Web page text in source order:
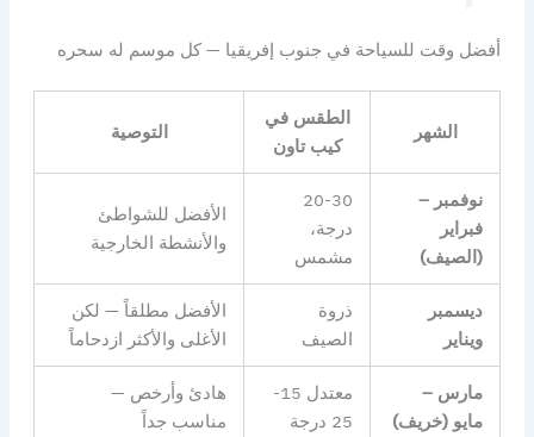
أفضل وقت للسياحة في جنوب إفريقيا — كل موسم له سحره
الشهر
الطقس في
كيب تاون
التوصية
نوفمبر –
فبراير
(الصيف)
20-30
درجة،
مشمس
الأفضل للشواطئ
والأنشطة الخارجية
ديسمبر
ويناير
ذروة
الصيف
الأفضل مطلقاً — لكن
الأغلى والأكثر ازدحاماً
مارس –
مايو (خريف)
معتدل 15-
25 درجة
هادئ وأرخص —
مناسب جداً